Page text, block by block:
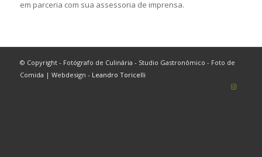
em parceria com sua assessoria de imprensa.
© Copyright - Fotógrafo de Culinária - Studio Gastronômico - Foto de
Comida | Webdesign - Leandro Toricelli